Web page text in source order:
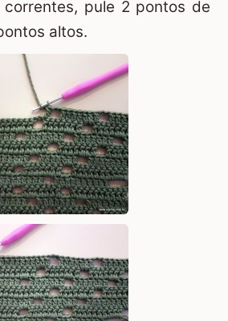
pule 2 pontos de
altos.